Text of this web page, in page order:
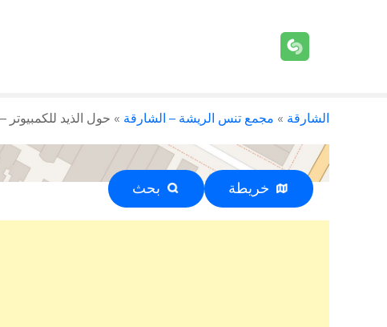
الشارقة » مجمع تنس الريشة – الشارقة » حول الذيد للكمبيوتر –
خريطة بحث